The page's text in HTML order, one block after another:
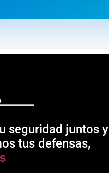
seguridad juntos y
tus defensas,